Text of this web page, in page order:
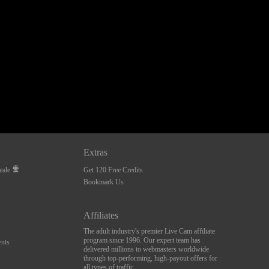
Extras
Get 120 Free Credits
Bookmark Us
Affiliates
The adult industry's premier Live Cam affiliate
program since 1996. Our expert team has
delivered millions to webmasters worldwide
through top-performing, high-payout offers for
all types of traffic.